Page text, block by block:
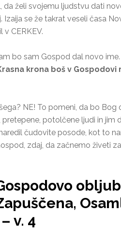
da želi svojemu ljudstvu dati
Izaija se že takrat veseli časa
v CERKEV.
bo sam Gospod dal novo
krona boš v
NE! To pomeni, da bo Bog
potolčene ljudi in jim
čudovite posode, kot to
zdaj, da začnemo živeti
v. 4